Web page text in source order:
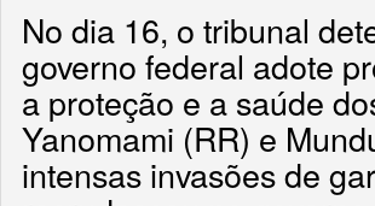
No dia 16, o tribunal
governo federal adote
a proteção e a saúde
Yanomami (RR) e
intensas invasões de